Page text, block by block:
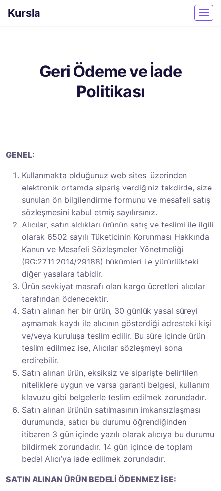
Kursla
Geri Ödeme ve İade
Politikası
GENEL:
Kullanmakta olduğunuz web sitesi üzerinden
elektronik ortamda sipariş verdiğiniz takdirde, size
sunulan ön bilgilendirme formunu ve mesafeli satış
sözleşmesini kabul etmiş sayılırsınız.
Alıcılar, satın aldıkları ürünün satış ve teslimi ile ilgili
olarak 6502 sayılı Tüketicinin Korunması Hakkında
Kanun ve Mesafeli Sözleşmeler Yönetmeliği
(RG:27.11.2014/29188) hükümleri ile yürürlükteki
diğer yasalara tabidir.
Ürün sevkiyat masrafı olan kargo ücretleri alıcılar
tarafından ödenecektir.
Satın alınan her bir ürün, 30 günlük yasal süreyi
aşmamak kaydı ile alıcının gösterdiği adresteki kişi
ve/veya kuruluşa teslim edilir. Bu süre içinde ürün
teslim edilmez ise, Alıcılar sözleşmeyi sona
erdirebilir.
Satın alınan ürün, eksiksiz ve siparişte belirtilen
niteliklere uygun ve varsa garanti belgesi, kullanım
klavuzu gibi belgelerle teslim edilmek zorundadır.
Satın alınan ürünün satılmasının imkansızlaşması
durumunda, satıcı bu durumu öğrendiğinden
itibaren 3 gün içinde yazılı olarak alıcıya bu durumu
bildirmek zorundadır. 14 gün içinde de toplam
bedel Alıcı’ya iade edilmek zorundadır.
SATIN ALINAN ÜRÜN BEDELİ ÖDENMEZ İSE: